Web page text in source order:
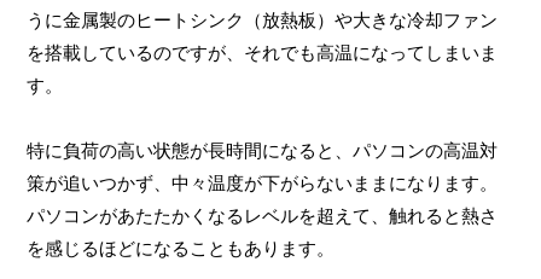
うに金属製のヒートシンク（放熱板）や大きな冷却ファン
を搭載しているのですが、それでも高温になってしまいま
す。
特に負荷の高い状態が長時間になると、パソコンの高温対
策が追いつかず、中々温度が下がらないままになります。
パソコンがあたたかくなるレベルを超えて、触れると熱さ
を感じるほどになることもあります。